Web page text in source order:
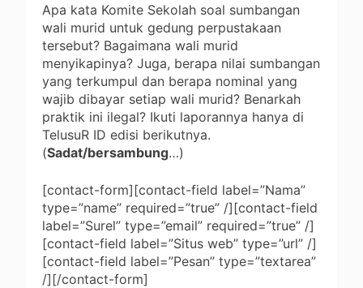
Apa kata Komite Sekolah soal sumbangan
wali murid untuk gedung perpustakaan
tersebut? Bagaimana wali murid
menyikapinya? Juga, berapa nilai sumbangan
yang terkumpul dan berapa nominal yang
wajib dibayar setiap wali murid? Benarkah
praktik ini ilegal? Ikuti laporannya hanya di
TelusuR ID edisi berikutnya.
(Sadat/bersambung…)
[contact-form][contact-field label=”Nama”
type=”name” required=”true” /][contact-field
label=”Surel” type=”email” required=”true” /]
[contact-field label=”Situs web” type=”url” /]
[contact-field label=”Pesan” type=”textarea”
/][/contact-form]